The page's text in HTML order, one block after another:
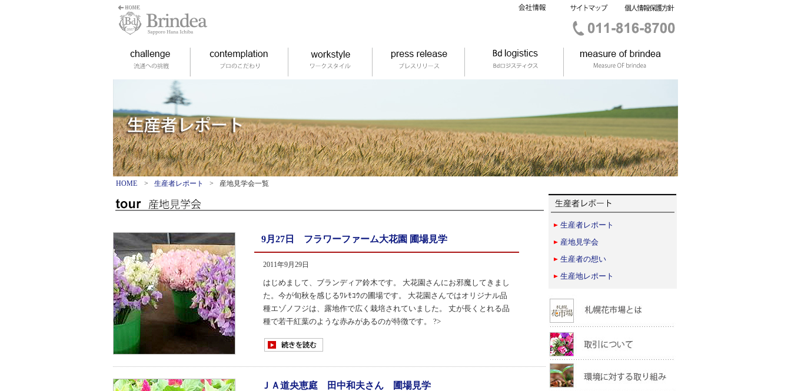
HOME > 生産者レポート > 産地見学会一覧
9月27日 フラワーファーム大花園 圃場見学
2011年9月29日
はじめまして、ブランディア鈴木です。 大花園さんにお邪魔してきまし
た。今が旬秋を感じるﾜﾚﾓｺｳの圃場です。 大花園さんではオリジナル品
種エゾノフジは、露地作で広く栽培されていました。 丈が長くとれる品
種で若干紅葉のような赤みがあるのが特徴です。 ?>
ＪＡ道央恵庭 田中和夫さん 圃場見学
生産者レポート
産地見学会
生産者の想い
生産地レポート